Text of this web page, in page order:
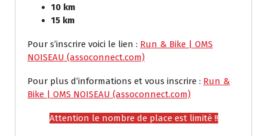
10 km
15 km
Pour s’inscrire voici le lien : Run & Bike | OMS
NOISEAU (assoconnect.com)
Pour plus d’informations et vous inscrire : Run &
Bike | OMS NOISEAU (assoconnect.com)
Attention le nombre de place est limité !!